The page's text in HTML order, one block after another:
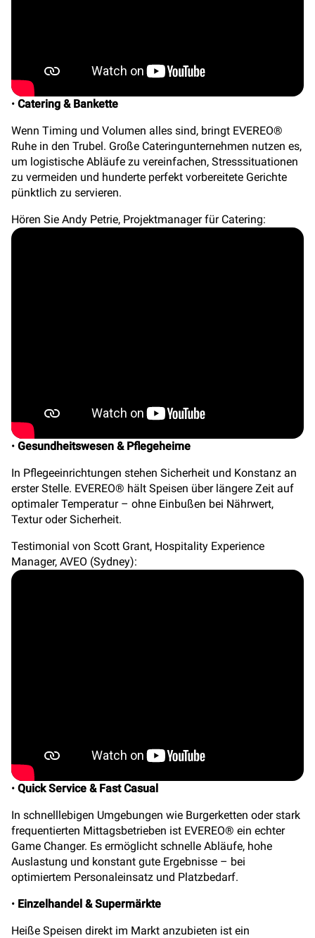
• Catering & Bankette
Wenn Timing und Volumen alles sind, bringt EVEREO®
Ruhe in den Trubel. Große Cateringunternehmen nutzen es,
um logistische Abläufe zu vereinfachen, Stresssituationen
zu vermeiden und hunderte perfekt vorbereitete Gerichte
pünktlich zu servieren.
Hören Sie Andy Petrie, Projektmanager für Catering:
• Gesundheitswesen & Pflegeheime
In Pflegeeinrichtungen stehen Sicherheit und Konstanz an
erster Stelle. EVEREO® hält Speisen über längere Zeit auf
optimaler Temperatur – ohne Einbußen bei Nährwert,
Textur oder Sicherheit.
Testimonial von Scott Grant, Hospitality Experience
Manager, AVEO (Sydney):
• Quick Service & Fast Casual
In schnelllebigen Umgebungen wie Burgerketten oder stark
frequentierten Mittagsbetrieben ist EVEREO® ein echter
Game Changer. Es ermöglicht schnelle Abläufe, hohe
Auslastung und konstant gute Ergebnisse – bei
optimiertem Personaleinsatz und Platzbedarf.
• Einzelhandel & Supermärkte
Heiße Speisen direkt im Markt anzubieten ist ein